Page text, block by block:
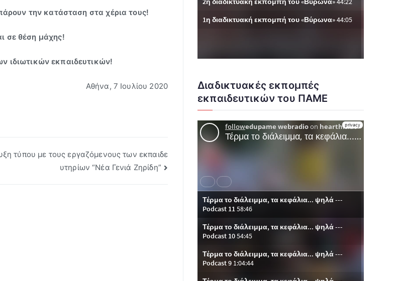
την κατάσταση στα χέρια τους!
σε θέση μάχης!
ιδιωτικών εκπαιδευτικών!
Αθήνα, 7 Ιουλίου 2020
τύπου με τους εργαζόμενους των εκπαιδε
υτηρίων “Νέα Γενιά Ζηρίδη”
Διαδικτυακές εκπομπές
εκπαιδευτικών του ΠΑΜΕ